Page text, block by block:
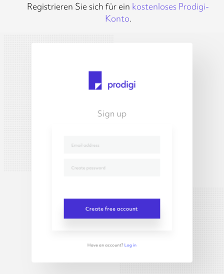
Registrieren Sie sich für ein kostenloses Prodigi-
Konto.